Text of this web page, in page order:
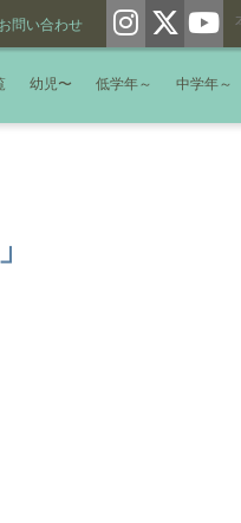
お問い合わせ
幼児〜 低学年～ 中学年～